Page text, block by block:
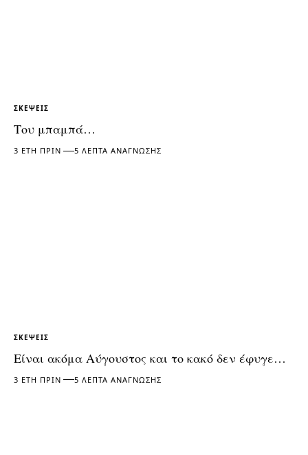
ΣΚΈΨΕΙΣ
Του μπαμπά…
3 ΈΤΗ ΠΡΙΝ 5 ΛΕΠΤΆ ΑΝΆΓΝΩΣΗΣ
ΣΚΈΨΕΙΣ
Είναι ακόμα Αύγουστος και το κακό δεν έφυγε…
3 ΈΤΗ ΠΡΙΝ 5 ΛΕΠΤΆ ΑΝΆΓΝΩΣΗΣ